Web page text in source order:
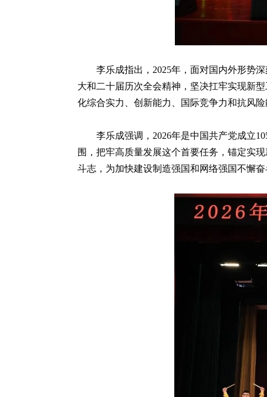
李乐成指出，2025年，面对国内外形势
大和二十届历次全会精神，坚决扛牢实现新
化综合实力、创新能力、国际竞争力和抗风险
李乐成强调，2026年是中国共产党成立
围，把牢高质量发展这个首要任务，锚定实
斗志，为加快建设制造强国和网络强国不懈